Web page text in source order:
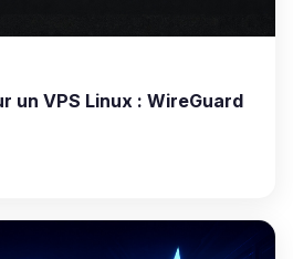
un VPS Linux : WireGuard